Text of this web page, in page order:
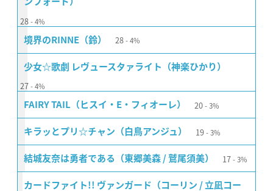
28 4%
境界のRINNE（鈴） 28 4%
少女☆歌劇 レヴュースタァライト（神楽ひかり）
27 4%
FAIRY TAIL（ヒスイ・E・フィオーレ） 20 3%
キラッとプリ☆チャン（白鳥アンジュ） 19 3%
結城友奈は勇者である（東郷美森 / 鷲尾須美） 17 3%
カードファイト!! ヴァンガード（コーリン / 立凪コー